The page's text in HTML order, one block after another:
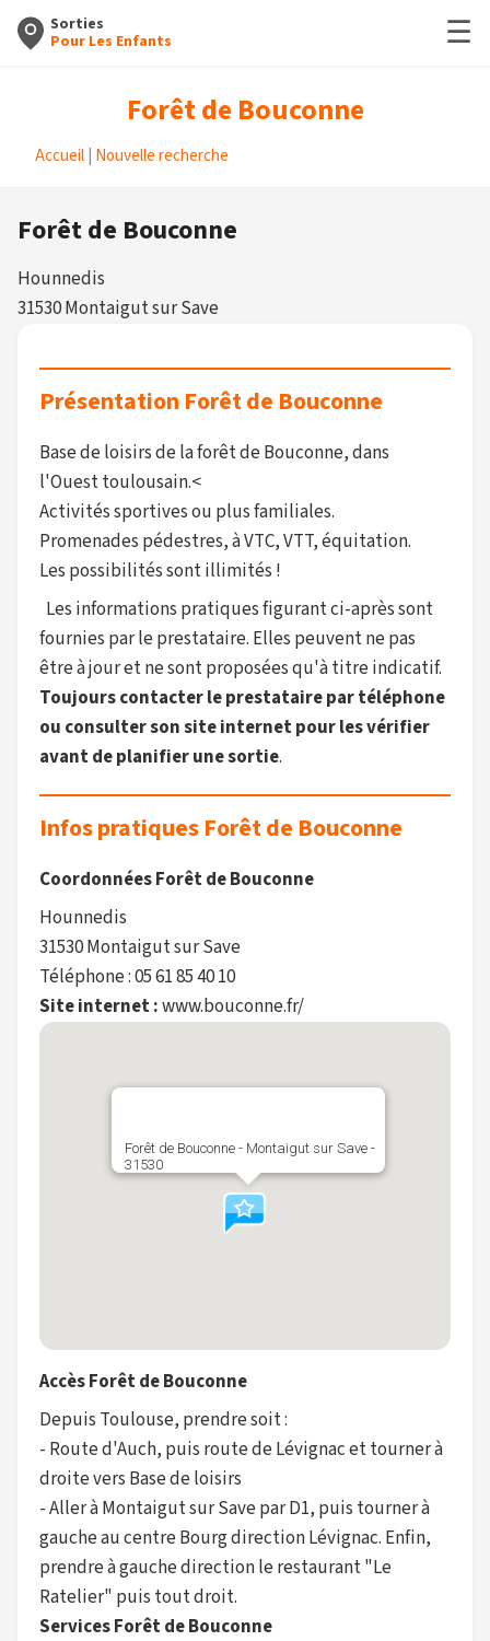
Sorties
Pour Les Enfants
☰
Forêt de Bouconne
Accueil Nouvelle recherche
Forêt de Bouconne
Hounnedis
31530 Montaigut sur Save
Présentation Forêt de Bouconne
Base de loisirs de la forêt de Bouconne, dans
l'Ouest toulousain.<
Activités sportives ou plus familiales.
Promenades pédestres, à VTC, VTT, équitation.
Les possibilités sont illimités !
Les informations pratiques figurant ci-après sont
fournies par le prestataire. Elles peuvent ne pas
être à jour et ne sont proposées qu'à titre indicatif.
Toujours contacter le prestataire par téléphone
ou consulter son site internet pour les vérifier
avant de planifier une sortie.
Infos pratiques Forêt de Bouconne
Coordonnées Forêt de Bouconne
Hounnedis
31530 Montaigut sur Save
Téléphone : 05 61 85 40 10
Site internet :www.bouconne.fr/
Forêt de Bouconne - Montaigut sur Save -
31530
Accès Forêt de Bouconne
Depuis Toulouse, prendre soit :
- Route d'Auch, puis route de Lévignac et tourner à
droite vers Base de loisirs
- Aller à Montaigut sur Save par D1, puis tourner à
gauche au centre Bourg direction Lévignac. Enfin,
prendre à gauche direction le restaurant "Le
Ratelier" puis tout droit.
Services Forêt de Bouconne